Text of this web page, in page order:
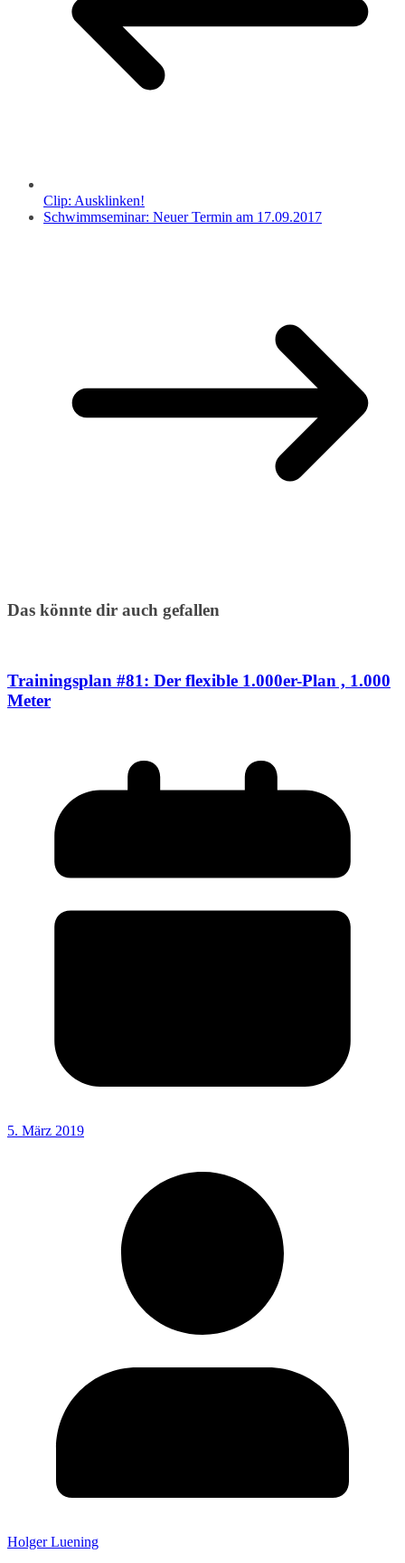
Clip: Ausklinken!
Schwimmseminar: Neuer Termin am 17.09.2017
Das könnte dir auch gefallen
Trainingsplan #81: Der flexible 1.000er-Plan , 1.000
Meter
5. März 2019
Holger Luening